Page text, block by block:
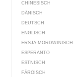
CHINESISCH
DÄNISCH
DEUTSCH
ENGLISCH
ERSJA-MORDWINISCH
ESPERANTO
ESTNISCH
FÄRÖISCH